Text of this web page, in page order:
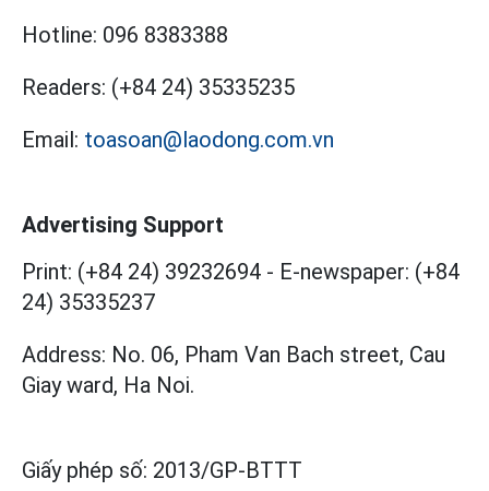
Hotline: 096 8383388
Readers: (+84 24) 35335235
Email: toasoan@laodong.com.vn
Advertising Support
Print: (+84 24) 39232694 - E-newspaper: (+84
24) 35335237
Address: No. 06, Pham Van Bach street, Cau
Giay ward, Ha Noi.
Giấy phép số: 2013/GP-BTTT